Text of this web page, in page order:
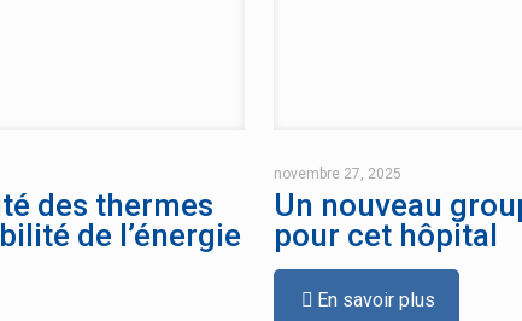
des thermes
de l’énergie
novembre 27, 2025
Un nouveau
pour cet hôpital
En savoir plus